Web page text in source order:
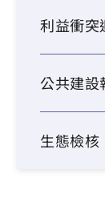
利益衝突
公共建設
生態檢核